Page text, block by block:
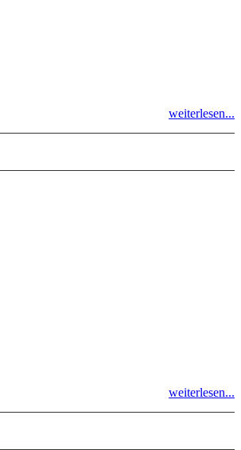
weiterlesen...
weiterlesen...